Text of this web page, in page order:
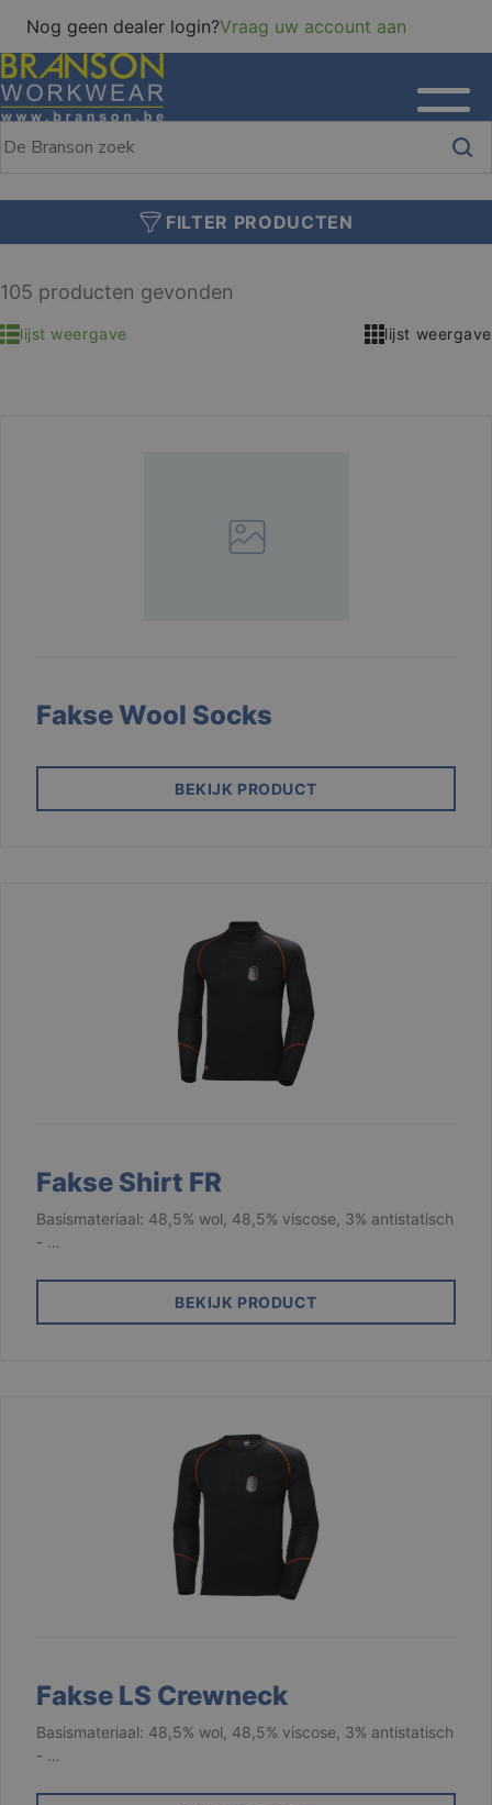
Nog geen dealer login?Vraag uw account aan
FILTER PRODUCTEN
105 producten gevonden
lijst weergave lijst weergave
Fakse Wool Socks
BEKIJK PRODUCT
Fakse Shirt FR
Basismateriaal: 48,5% wol, 48,5% viscose, 3% antistatisch
- …
BEKIJK PRODUCT
Fakse LS Crewneck
Basismateriaal: 48,5% wol, 48,5% viscose, 3% antistatisch
- …